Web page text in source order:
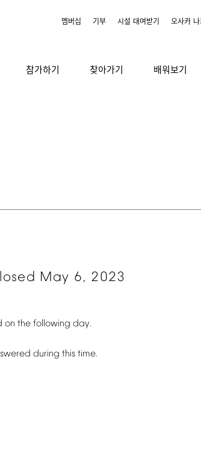
멤버십 기부 시설 대여받기 오사카
참가하기 찾아가기 배워보기
May 6, 2023
on the following day.
during this time.